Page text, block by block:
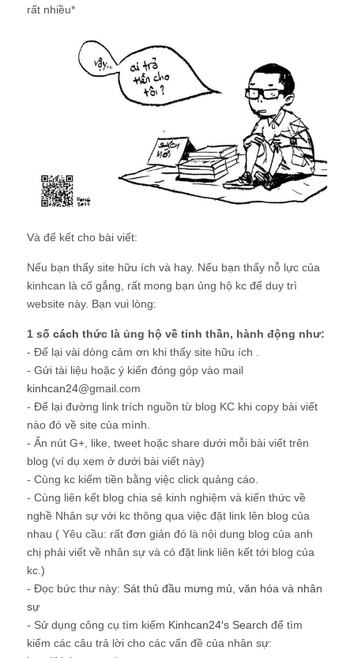
rất nhiều*
Và để kết cho bài viết:
Nếu bạn thấy site hữu ích và hay. Nếu bạn thấy nỗ lực của
kinhcan là cố gắng, rất mong bạn ủng hộ kc để duy trì
website này. Bạn vui lòng:
1 số cách thức là ủng hộ về tinh thần, hành động như:
- Để lại vài dòng cảm ơn khi thấy site hữu ích .
- Gửi tài liệu hoặc ý kiến đóng góp vào mail
kinhcan24@gmail.com
- Để lại đường link trích nguồn từ blog KC khi copy bài viết
nào đó về site của mình.
- Ấn nút G+, like, tweet hoặc share dưới mỗi bài viết trên
blog (ví dụ xem ở dưới bài viết này)
- Cùng kc kiếm tiền bằng việc click quảng cáo.
- Cùng liên kết blog chia sẻ kinh nghiệm và kiến thức về
nghề Nhân sự với kc thông qua việc đặt link lên blog của
nhau ( Yêu cầu: rất đơn giản đó là nội dung blog của anh
chị phải viết về nhân sự và có đặt link liên kết tới blog của
kc.)
- Đọc bức thư này: Sát thủ đầu mưng mủ, văn hóa và nhân
sự
- Sử dụng công cụ tìm kiếm Kinhcan24′s Search để tìm
kiếm các câu trả lời cho các vấn đề của nhân sự: